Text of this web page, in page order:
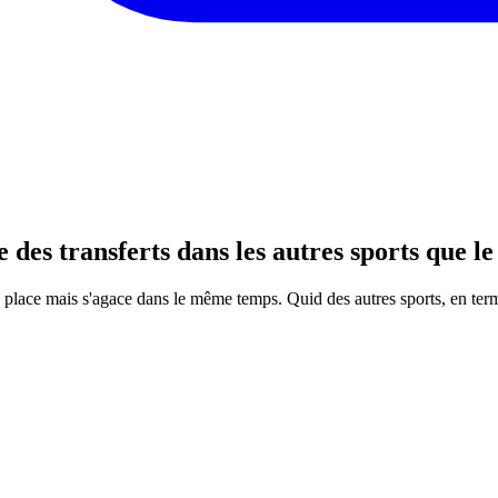
transferts dans les autres sports que
mais s'agace dans le même temps. Quid des autres sports, en